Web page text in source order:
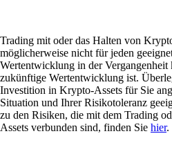
Trading mit oder das Halten von
möglicherweise nicht für jeden
Wertentwicklung in der Vergangenheit
zukünftige Wertentwicklung ist.
Investition in Krypto-Assets für Sie
Situation und Ihrer Risikotoleranz
zu den Risiken, die mit dem Trading
Assets verbunden sind, finden Sie hier.